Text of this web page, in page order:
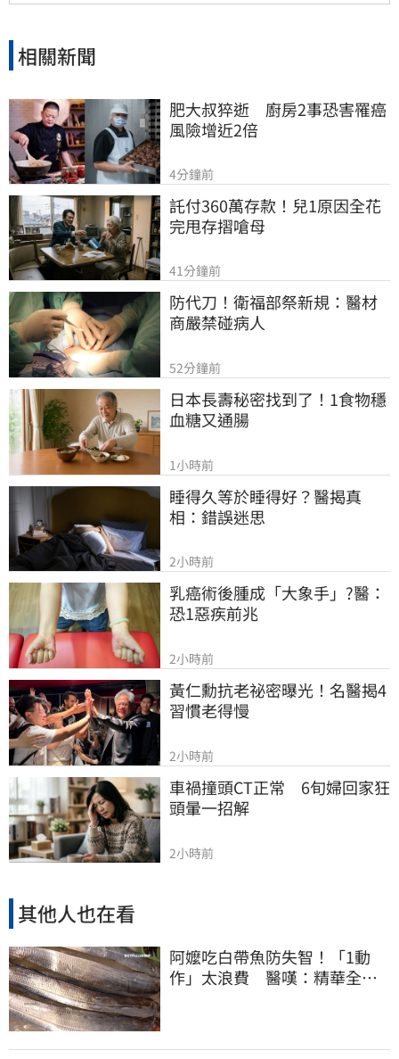
相關新聞
肥大叔猝逝　廚房2事恐害罹癌
風險增近2倍
4分鐘前
託付360萬存款！兒1原因全花
完甩存摺嗆母
41分鐘前
防代刀！衛福部祭新規：醫材
商嚴禁碰病人
52分鐘前
日本長壽秘密找到了！1食物穩
血糖又通腸
1小時前
睡得久等於睡得好？醫揭真
相：錯誤迷思
2小時前
乳癌術後腫成「大象手」?醫：
恐1惡疾前兆
2小時前
黃仁勳抗老祕密曝光！名醫揭4
習慣老得慢
2小時前
車禍撞頭CT正常　6旬婦回家狂
頭暈一招解
2小時前
其他人也在看
阿嬤吃白帶魚防失智！「1動
作」太浪費 醫嘆：精華全沒